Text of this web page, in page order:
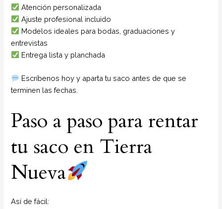
Atención personalizada
Ajuste profesional incluido
Modelos ideales para bodas, graduaciones y
entrevistas
Entrega lista y planchada
Escríbenos hoy y aparta tu saco antes de que se
terminen las fechas.
Paso a paso para rentar
tu saco en Tierra
Nueva
Así de fácil: